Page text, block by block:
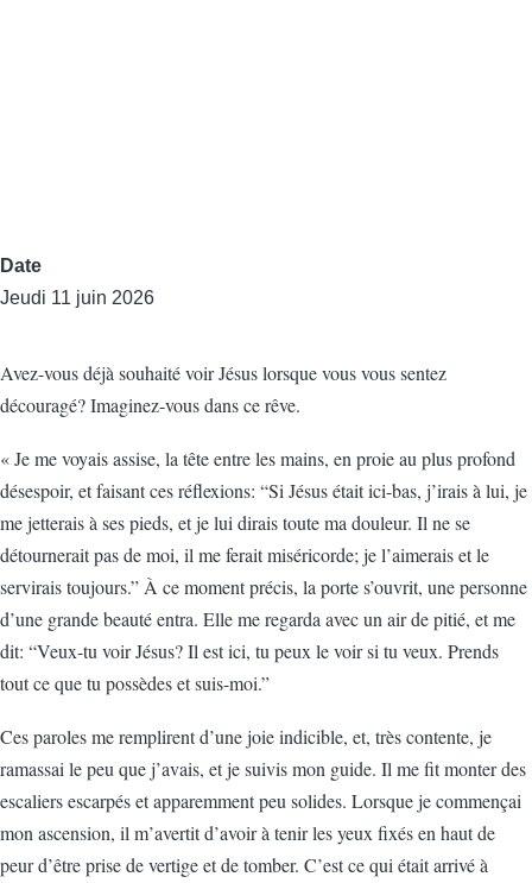
Date
Jeudi 11 juin 2026
Avez-vous déjà souhaité voir Jésus lorsque vous vous sentez
découragé? Imaginez-vous dans ce rêve.
« Je me voyais assise, la tête entre les mains, en proie au plus profond
désespoir, et faisant ces réflexions: “Si Jésus était ici-bas, j’irais à lui, je
me jetterais à ses pieds, et je lui dirais toute ma douleur. Il ne se
détournerait pas de moi, il me ferait miséricorde; je l’aimerais et le
servirais toujours.” À ce moment précis, la porte s’ouvrit, une personne
d’une grande beauté entra. Elle me regarda avec un air de pitié, et me
dit: “Veux-tu voir Jésus? Il est ici, tu peux le voir si tu veux. Prends
tout ce que tu possèdes et suis-moi.”
Ces paroles me remplirent d’une joie indicible, et, très contente, je
ramassai le peu que j’avais, et je suivis mon guide. Il me fit monter des
escaliers escarpés et apparemment peu solides. Lorsque je commençai
mon ascension, il m’avertit d’avoir à tenir les yeux fixés en haut de
peur d’être prise de vertige et de tomber. C’est ce qui était arrivé à